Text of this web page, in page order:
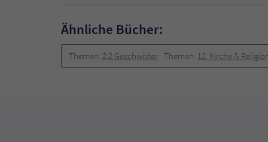
Ähnliche Bücher:
Themen: 2.2 Geschwister Themen: 12. Kirche &